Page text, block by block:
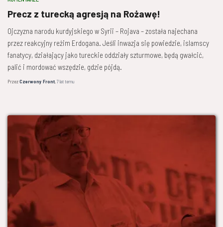
Precz z turecką agresją na Rożawę!
Ojczyzna narodu kurdyjskiego w Syrii – Rojava – została najechana
przez reakcyjny reżim Erdogana. Jeśli inwazja się powiedzie, islamscy
fanatycy, działający jako tureckie oddziały szturmowe, będą gwałcić,
palić i mordować wszędzie, gdzie pójdą.
PrzezCzerwony Front,7 lattemu